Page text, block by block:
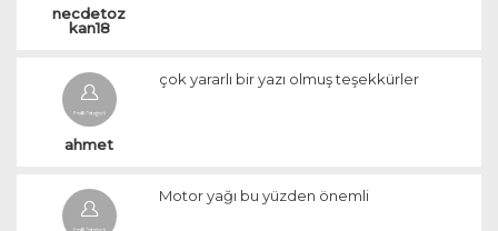
necdetoz
kan18
ahmet
çok yararlı bir yazı olmuş teşekkürler
Motor yağı bu yüzden önemli